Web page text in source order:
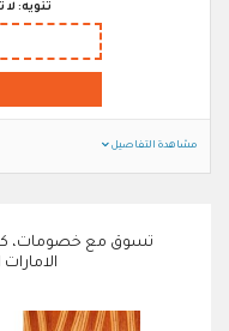
تنويه:
مشاهدة التفاصيل
تسوق مع خصومات،
الامارات